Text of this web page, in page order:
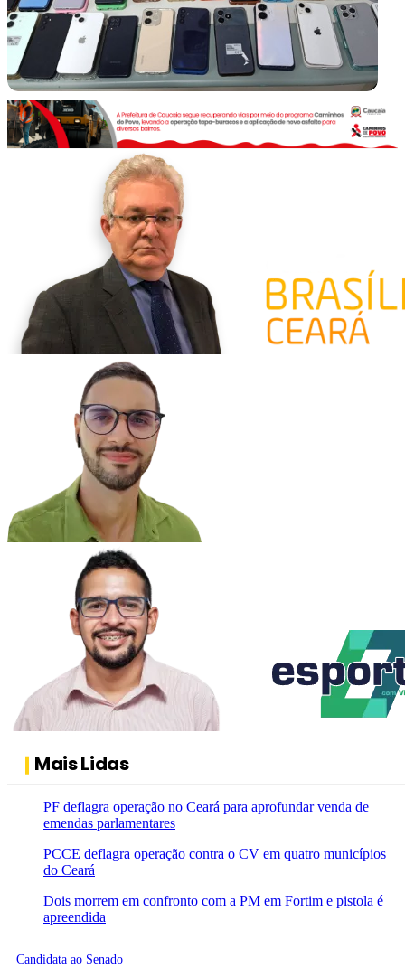
Mais Lidas
PF deflagra operação no Ceará para aprofundar venda de
emendas parlamentares
PCCE deflagra operação contra o CV em quatro municípios
do Ceará
Dois morrem em confronto com a PM em Fortim e pistola é
apreendida
Candidata ao Senado